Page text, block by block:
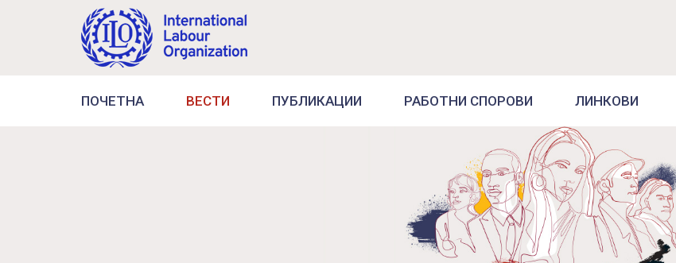
ПОЧЕТНА ВЕСТИ ПУБЛИКАЦИИ РАБОТНИ СПОРОВИ ЛИНКОВИ